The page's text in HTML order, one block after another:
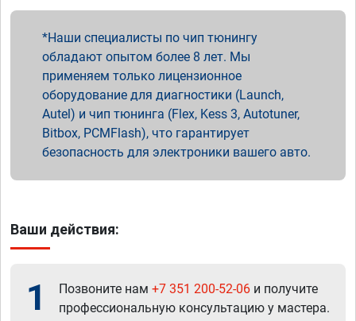
Наши специалисты по чип тюнингу
обладают опытом более 8 лет. Мы
применяем только лицензионное
оборудование для диагностики (Launch,
Autel) и чип тюнинга (Flex, Kess 3, Autotuner,
Bitbox, PCMFlash), что гарантирует
безопасность для электроники вашего авто.
Ваши действия:
1 Позвоните нам +7 351 200-52-06 и получите
профессиональную консультацию у мастера.